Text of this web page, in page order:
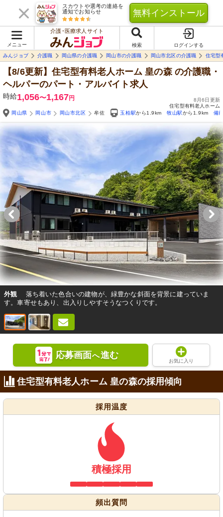
スカウトや選考の連絡を
通知でお知らせ
無料インストール
メニュー
介護･医療求人サイト
検索
ログインする
みんジョブ
介護職 岡山県の介護職 岡山市の介護職 岡山市北区の介護職 住宅型
【8/6更新】住宅型有料老人ホーム 皇の森の介護職・
ヘルパーのパート・アルバイト求人
時給1,056〜1,167円
8月6日更新
住宅型有料老人ホーム
岡山県
岡山市 岡山市北区 牟佐 玉柏駅から1.9km 牧山駅から1.9km 備
外観
落ち着いた色合いの建物が、緑豊かな斜面を背景に建っていま
す。車寄せもあり、出入りしやすそうなつくりです。
応募画面へ進む
お気に入り
住宅型有料老人ホーム 皇の森の採用傾向
採用温度
積極採用
頻出質問